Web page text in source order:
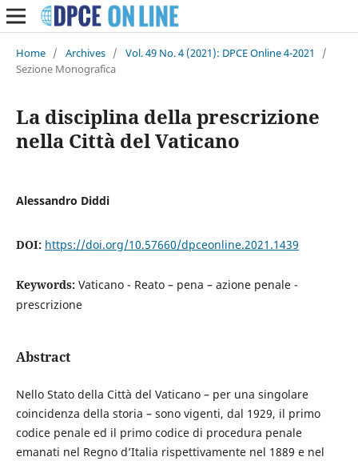
Home / Archives / Vol. 49 No. 4 (2021): DPCE Online 4-2021
/
Sezione Monografica
La disciplina della prescrizione
nella Città del Vaticano
Alessandro Diddi
DOI: https://doi.org/10.57660/dpceonline.2021.1439
Keywords: Vaticano - Reato – pena – azione penale -
prescrizione
Abstract
Nello Stato della Città del Vaticano – per una singolare
coincidenza della storia – sono vigenti, dal 1929, il primo
codice penale ed il primo codice di procedura penale
emanati nel Regno d’Italia rispettivamente nel 1889 e nel